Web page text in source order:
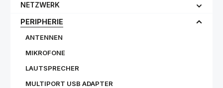
NETZWERK
PERIPHERIE
ANTENNEN
MIKROFONE
LAUTSPRECHER
MULTIPORT USB ADAPTER